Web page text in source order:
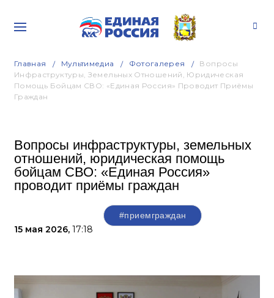
Главная Мультимедиа Фотогалерея
Вопросы
Инфраструктуры, Земельных Отношений, Юридическая
Помощь Бойцам СВО: «Единая Россия» Проводит Приёмы
Граждан
Вопросы инфраструктуры, земельных
отношений, юридическая помощь
бойцам СВО: «Единая Россия»
проводит приёмы граждан
15 мая 2026, 17:18
#приемграждан